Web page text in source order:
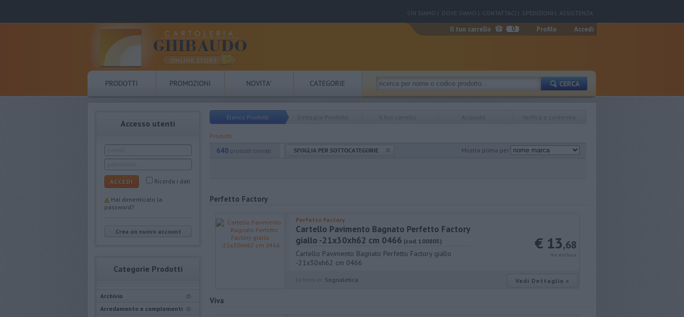
CHI SIAMO | DOVE SIAMO | CONTATTACI | SPEDIZIONI | ASSISTENZA
Il tuo carrello 0 Profilo Accedi
Accesso utenti
ACCEDI Ricorda i dati
Hai dimenticato la
password?
Crea un nuovo account
Categorie Prodotti
Archivio
Arredamento e complementi
Elenco Prodotti Dettaglio Prodotto Il tuo carrello Acquisto Verifica e conferma
Prodotti
640 prodotti trovati Mostra prima per
Perfetto Factory
Perfetto Factory
Cartello Pavimento Bagnato Perfetto Factory
giallo -21x30xh62 cm 0466 (cod. 100805)
Cartello Pavimento Bagnato Perfetto Factory giallo
-21x30xh62 cm 0466
€ 13,68
iva esclusa
Segnaletica Vedi Dettaglio »
Viva